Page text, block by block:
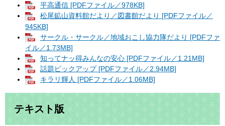
平高通信 [PDFファイル／978KB]
松尾鉱山資料館だより／図書館だより [PDFファイル／
945KB]
サークル・サークル／地域おこし協力隊だより [PDFファ
イル／1.73MB]
知ってナッ得みんなの安心 [PDFファイル／1.21MB]
話題ピックアップ [PDFファイル／2.94MB]
キラリ輝人 [PDFファイル／1.06MB]
テキスト版